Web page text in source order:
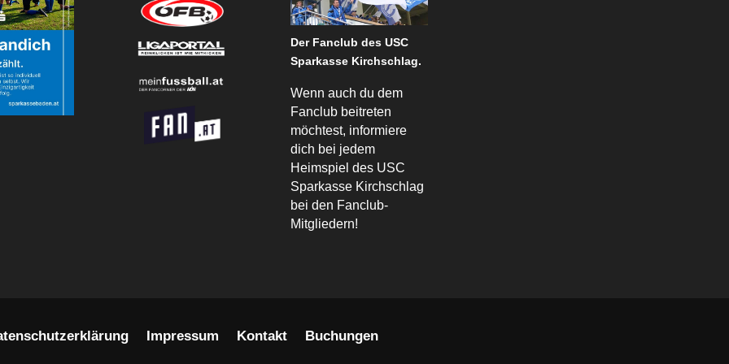
Der Fanclub des USC
Sparkasse Kirchschlag.
Wenn auch du dem
Fanclub beitreten
möchtest, informiere
dich bei jedem
Heimspiel des USC
Sparkasse Kirchschlag
bei den Fanclub-
Mitgliedern!
Impressum Kontakt Buchungen